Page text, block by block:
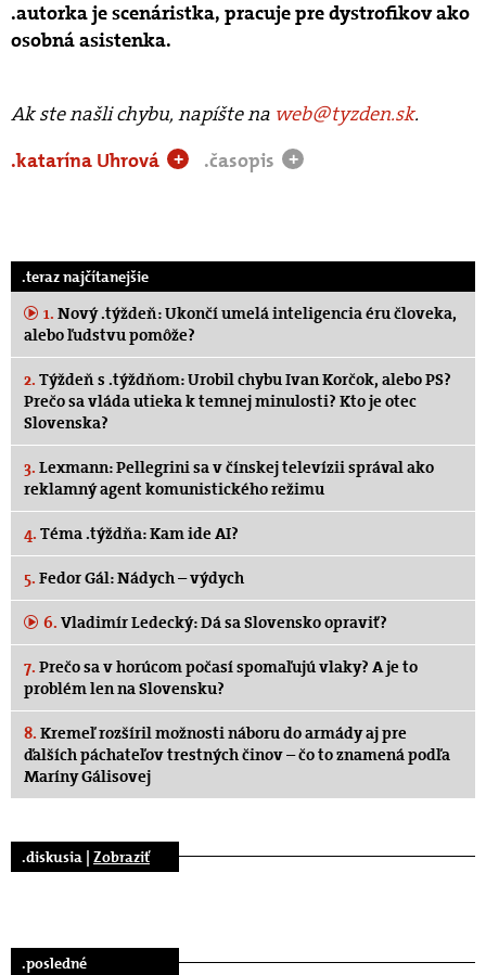
.autorka je scenáristka, pracuje pre dystrofikov ako
osobná asistenka.
Ak ste našli chybu, napíšte na web@tyzden.sk.
.katarína Uhrová
+ .časopis +
.teraz najčítanejšie
1. Nový .týždeň: Ukončí umelá inteligencia éru človeka,
alebo ľudstvu pomôže?
2. Týždeň s .týždňom: Urobil chybu Ivan Korčok, alebo PS?
Prečo sa vláda utieka k temnej minulosti? Kto je otec
Slovenska?
3. Lexmann: Pellegrini sa v čínskej televízii správal ako
reklamný agent komunistického režimu
4. Téma .týždňa: Kam ide AI?
5. Fedor Gál: Nádych – výdych
6. Vladimír Ledecký: Dá sa Slovensko opraviť?
7. Prečo sa v horúcom počasí spomaľujú vlaky? A je to
problém len na Slovensku?
8. Kremeľ rozšíril možnosti náboru do armády aj pre
ďalších páchateľov trestných činov – čo to znamená podľa
Maríny Gálisovej
.diskusia | Zobraziť
.posledné